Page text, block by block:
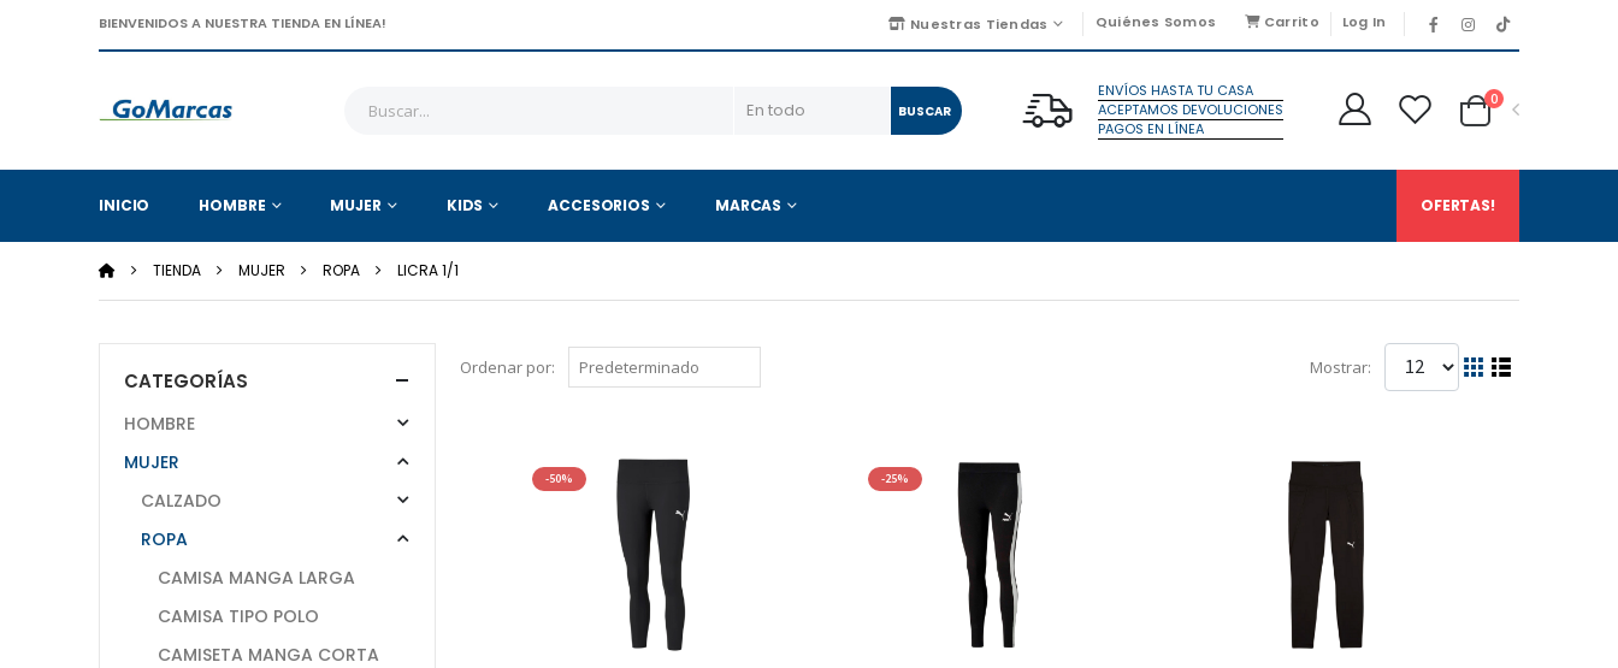
BIENVENIDOS A NUESTRA TIENDA EN LÍNEA! Nuestras Tiendas Quiénes Somos Carrito Log In
BUSCAR
ENVÍOS HASTA TU CASA
ACEPTAMOS DEVOLUCIONES
PAGOS EN LÍNEA
0
INICIO HOMBRE MUJER KIDS ACCESORIOS MARCAS OFERTAS!
TIENDA MUJER ROPA LICRA 1/1
Ordenar por: Mostrar:
-50% -25%
CATEGORÍAS
HOMBRE
MUJER
CALZADO
ROPA
CAMISA MANGA LARGA
CAMISA TIPO POLO
CAMISETA MANGA CORTA